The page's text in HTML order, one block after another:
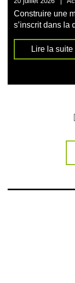
Construire une
s’inscrit dans la
Lire la suite